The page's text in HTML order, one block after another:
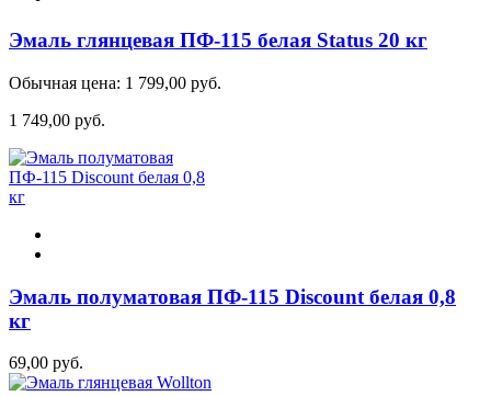
Эмаль глянцевая ПФ-115 белая Status 20 кг
Обычная цена: 1 799,00 руб.
1 749,00 руб.
Эмаль полуматовая ПФ-115 Discount белая 0,8
кг
69,00 руб.